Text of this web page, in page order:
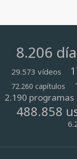
8.206
29.573 vídeos
72.260 capítulos
2.190 programas
488.858